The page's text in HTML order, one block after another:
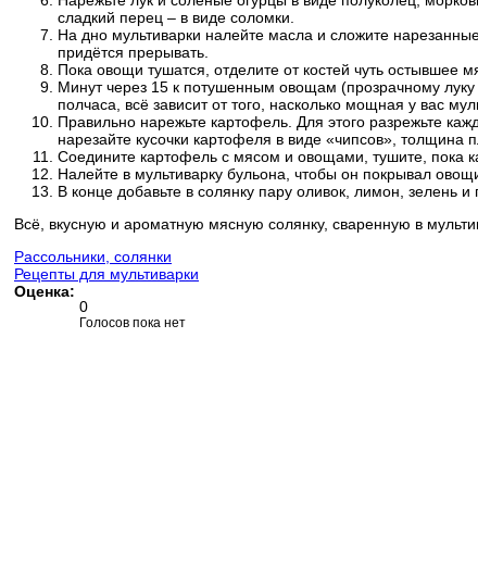
сладкий перец – в виде соломки.
На дно мультиварки налейте масла и сложите
придётся прерывать.
Пока овощи тушатся, отделите от костей чуть остывшее
Минут через 15 к потушенным овощам (прозрачному
полчаса, всё зависит от того, насколько мощная у вас
Правильно нарежьте картофель. Для этого разрежьте
нарезайте кусочки картофеля в виде «чипсов», толщина
Соедините картофель с мясом и овощами, тушите, пока
Налейте в мультиварку бульона, чтобы он покрывал
В конце добавьте в солянку пару оливок, лимон, зелень
Всё, вкусную и ароматную мясную солянку, сваренную в
Рассольники, солянки
Рецепты для мультиварки
Оценка:
0
Голосов пока нет